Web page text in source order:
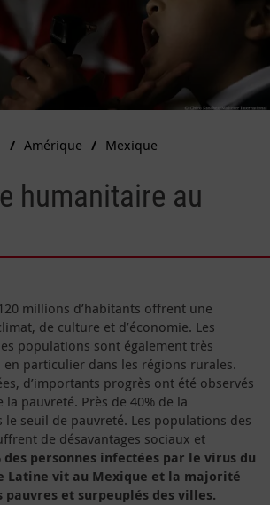
Amérique Mexique
humanitaire au
millions d’habitants offrent une
de culture et d’économie. Les
populations sont également très
en particulier dans les régions rurales.
d’importants progrès ont été observés
pauvreté. Près de 40% de la
seuil de pauvreté. Les populations des
de désavantages sociaux et
des personnes infectées par le virus du
Latine vit au Mexique et la majorité
et surpeuplés des villes.